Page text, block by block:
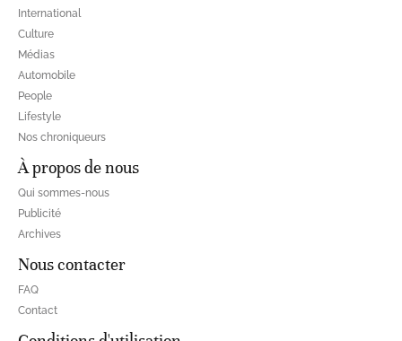
International
Culture
Médias
Automobile
People
Lifestyle
Nos chroniqueurs
À propos de nous
Qui sommes-nous
Publicité
Archives
Nous contacter
FAQ
Contact